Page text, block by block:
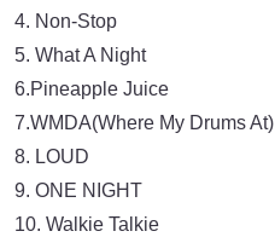
4. Non-Stop
5. What A Night
6.Pineapple Juice
7.WMDA(Where My Drums At)
8. LOUD
9. ONE NIGHT
10. Walkie Talkie